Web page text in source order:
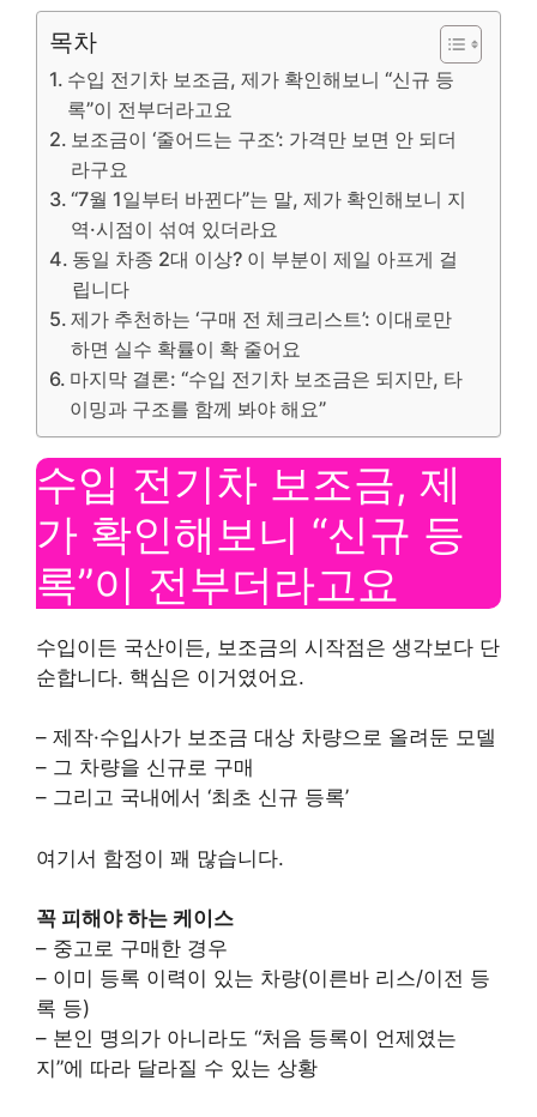
목차
수입 전기차 보조금, 제가 확인해보니 “신규 등
록”이 전부더라고요
보조금이 ‘줄어드는 구조’: 가격만 보면 안 되더
라구요
“7월 1일부터 바뀐다”는 말, 제가 확인해보니 지
역·시점이 섞여 있더라요
동일 차종 2대 이상? 이 부분이 제일 아프게 걸
립니다
제가 추천하는 ‘구매 전 체크리스트’: 이대로만
하면 실수 확률이 확 줄어요
마지막 결론: “수입 전기차 보조금은 되지만, 타
이밍과 구조를 함께 봐야 해요”
수입 전기차 보조금, 제
가 확인해보니 “신규 등
록”이 전부더라고요
수입이든 국산이든, 보조금의 시작점은 생각보다 단
순합니다. 핵심은 이거였어요.
– 제작·수입사가 보조금 대상 차량으로 올려둔 모델
– 그 차량을 신규로 구매
– 그리고 국내에서 ‘최초 신규 등록’
여기서 함정이 꽤 많습니다.
꼭 피해야 하는 케이스
– 중고로 구매한 경우
– 이미 등록 이력이 있는 차량(이른바 리스/이전 등
록 등)
– 본인 명의가 아니라도 “처음 등록이 언제였는
지”에 따라 달라질 수 있는 상황